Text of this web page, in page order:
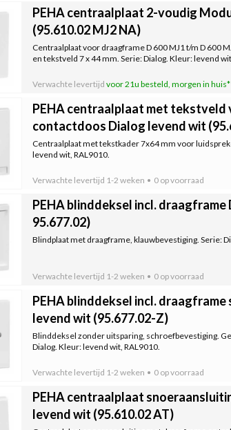
PEHA centraalplaat 2-voudig
(95.610.02 MJ2 NA)
Centraalplaat voor draagframe D 600 MJ1 t/m D 600
en tekstveld 7 x 44 mm. Serie: Dialog. Kleur: levend
Verwachte levertijd voor 21u besteld, morgen in huis*
PEHA centraalplaat met tekstveld
contactdoos Dialog levend wit
Centraalplaat met tekstkader 7x64 mm voor
levend wit, RAL9010.
Verwachte levertijd 1-2 weken 0 op voorraad
PEHA blinddeksel incl.
95.677.02)
Blindplaat met draagframe, klauwbevestiging. Serie:
Verwachte levertijd 1-2 weken 0 op voorraad
PEHA blinddeksel incl.
levend wit (95.677.02-Z)
Blinddeksel zonder uitsparing, schroefbevestiging.
Dialog. Kleur: levend wit, RAL9010.
Verwachte levertijd 1-2 weken 0 op voorraad
PEHA centraalplaat
levend wit (95.610.02 AT)